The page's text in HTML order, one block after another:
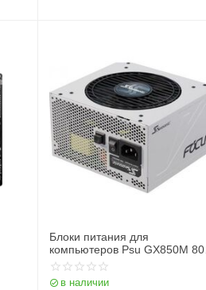
Блоки питания для
компьютеров Psu GX850M 80+
Gold white edition
в наличии